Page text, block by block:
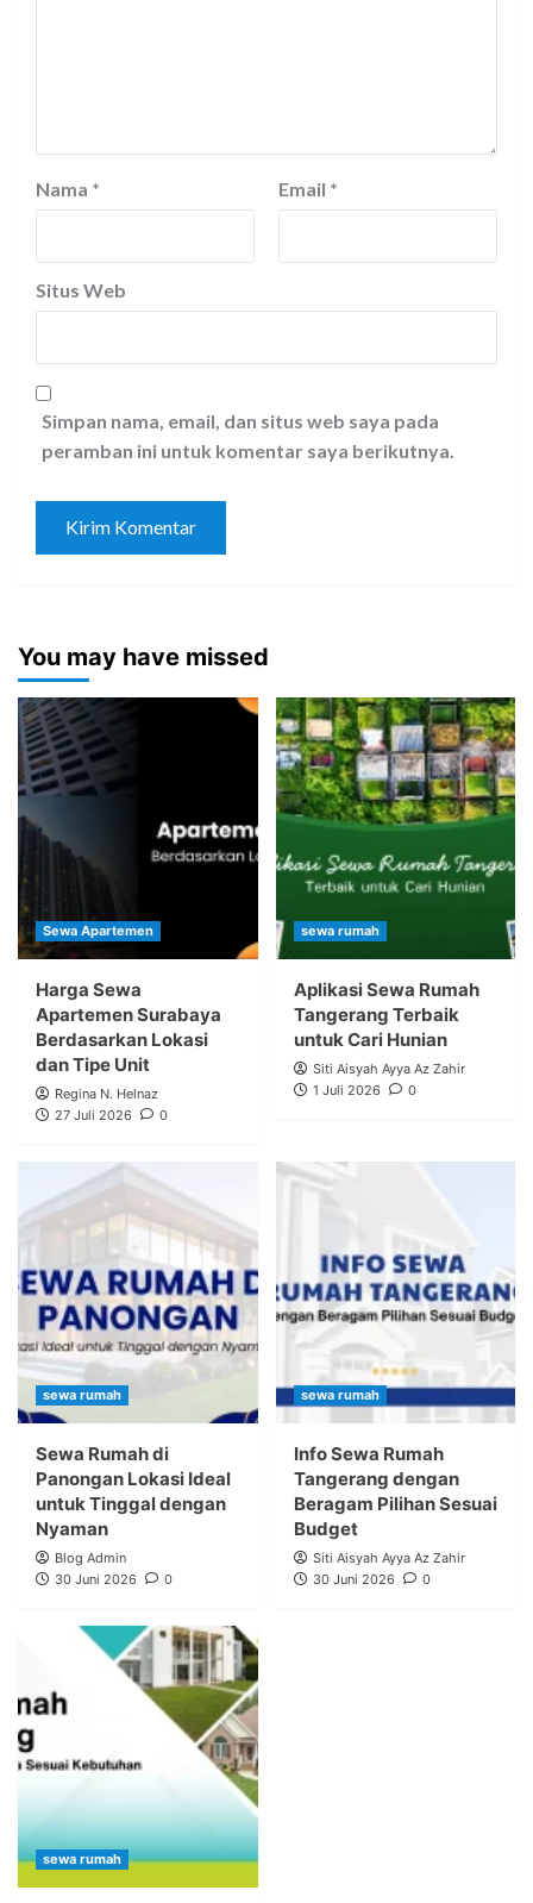
Nama * Email *
Situs Web
Simpan nama, email, dan situs web saya pada
peramban ini untuk komentar saya berikutnya.
You may have missed
Sewa Apartemen
Harga Sewa
Apartemen Surabaya
Berdasarkan Lokasi
dan Tipe Unit
Regina N. Helnaz
27 Juli 2026
0
sewa rumah
Aplikasi Sewa Rumah
Tangerang Terbaik
untuk Cari Hunian
Siti Aisyah Ayya Az Zahir
1 Juli 2026
0
sewa rumah
Sewa Rumah di
Panongan Lokasi Ideal
untuk Tinggal dengan
Nyaman
Blog Admin
30 Juni 2026
0
sewa rumah
Info Sewa Rumah
Tangerang dengan
Beragam Pilihan Sesuai
Budget
Siti Aisyah Ayya Az Zahir
30 Juni 2026
0
sewa rumah